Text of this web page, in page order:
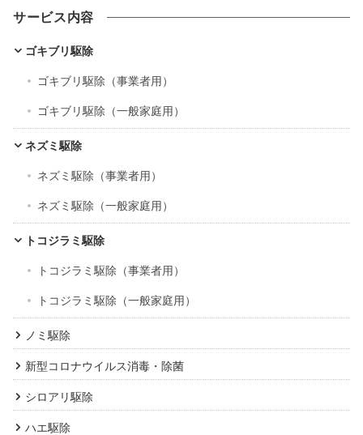
カ
イ
ブ
サービス内容
ゴキブリ駆除
ゴキブリ駆除（事業者用）
ゴキブリ駆除（一般家庭用）
ネズミ駆除
ネズミ駆除（事業者用）
ネズミ駆除（一般家庭用）
トコジラミ駆除
トコジラミ駆除（事業者用）
トコジラミ駆除（一般家庭用）
ノミ駆除
新型コロナウイルス消毒・除菌
シロアリ駆除
ハエ駆除